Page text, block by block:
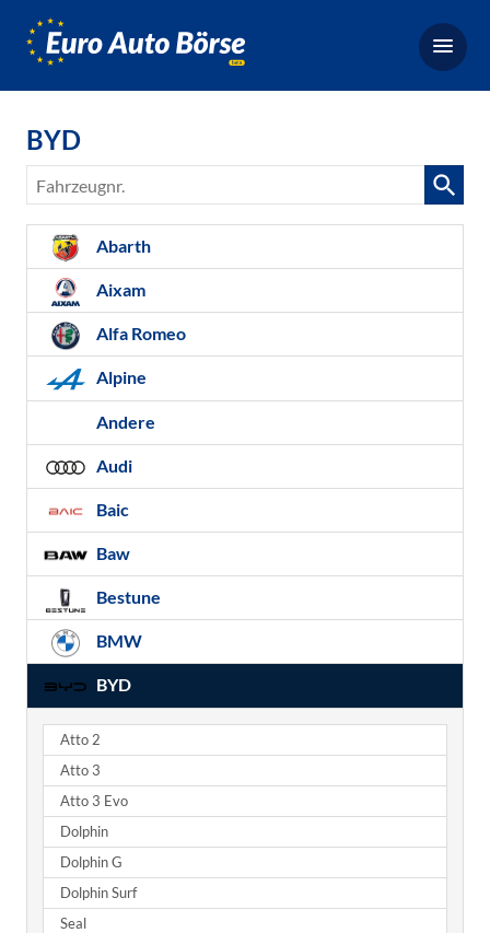
Börse,
Bestellfahrzeuge,
BYD
Fahrzeugnr.
Abarth
Aixam
Alfa Romeo
Alpine
Andere
Audi
Baic
Baw
Bestune
BMW
BYD
Atto 2
Atto 3
Atto 3 Evo
Dolphin
Dolphin G
Dolphin Surf
Seal